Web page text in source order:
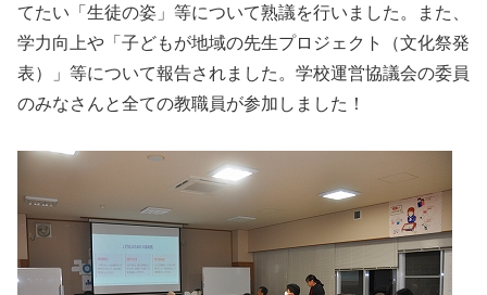
てたい「生徒の姿」等について熟議を行いました。また、
学力向上や「子どもが地域の先生プロジェクト（文化祭発
表）」等について報告されました。学校運営協議会の委員
のみなさんと全ての教職員が参加しました！